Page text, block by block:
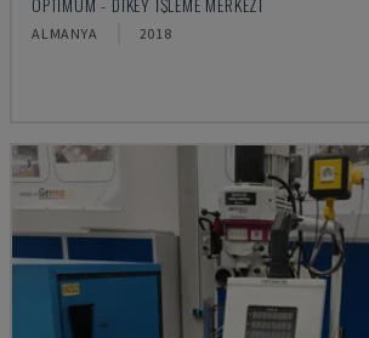
ALMANYA 2018